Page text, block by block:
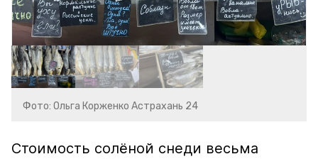
Фото: Ольга Корженко Астрахань 24
Стоимость солёной снеди весьма